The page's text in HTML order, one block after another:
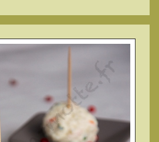
e